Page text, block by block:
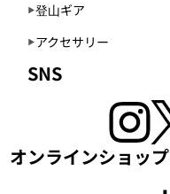
登山ギア
アクセサリー
SNS
オンラインショップ